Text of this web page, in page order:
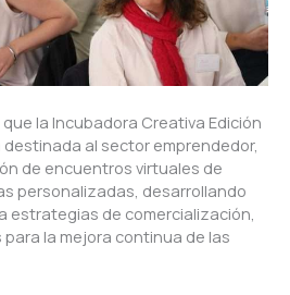
la Incubadora Creativa Edición
al sector emprendedor,
de encuentros virtuales de
personalizadas, desarrollando
estrategias de comercialización,
la mejora continua de las